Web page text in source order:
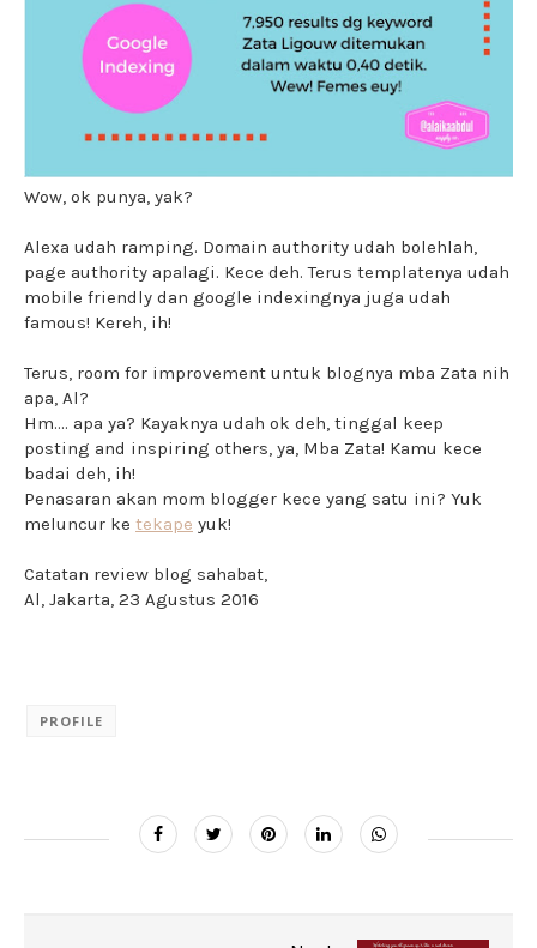
Wow, ok punya, yak?
Alexa udah ramping. Domain authority udah bolehlah,
page authority apalagi. Kece deh. Terus templatenya udah
mobile friendly dan google indexingnya juga udah
famous! Kereh, ih!
Terus, room for improvement untuk blognya mba Zata nih
apa, Al?
Hm.... apa ya? Kayaknya udah ok deh, tinggal keep
posting and inspiring others, ya, Mba Zata! Kamu kece
badai deh, ih!
Penasaran akan mom blogger kece yang satu ini? Yuk
meluncur ke tekape yuk!
Catatan review blog sahabat,
Al, Jakarta, 23 Agustus 2016
PROFILE